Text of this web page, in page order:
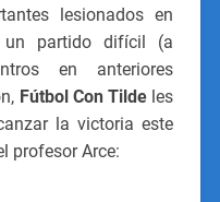
lesionados en
un partido difícil (a
en anteriores
Fútbol Con Tilde les
la victoria este
profesor Arce: